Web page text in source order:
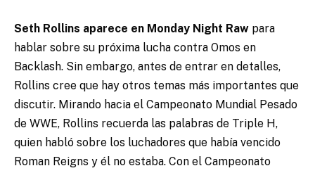
Seth Rollins aparece en Monday Night Raw para
hablar sobre su próxima lucha contra Omos en
Backlash. Sin embargo, antes de entrar en detalles,
Rollins cree que hay otros temas más importantes que
discutir. Mirando hacia el Campeonato Mundial Pesado
de WWE, Rollins recuerda las palabras de Triple H,
quien habló sobre los luchadores que había vencido
Roman Reigns y él no estaba. Con el Campeonato